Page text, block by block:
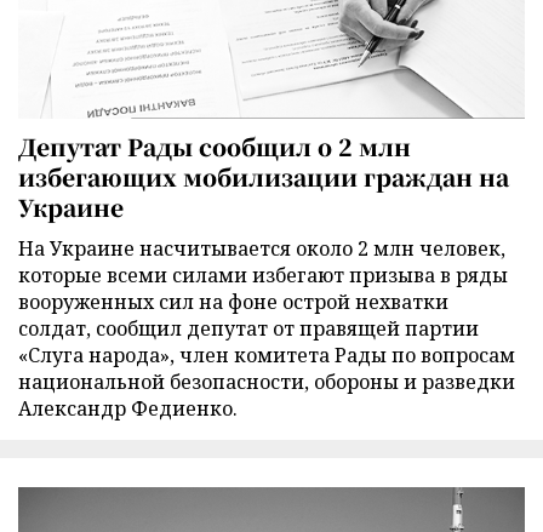
Депутат Рады сообщил о 2 млн
избегающих мобилизации граждан на
Украине
На Украине насчитывается около 2 млн человек,
которые всеми силами избегают призыва в ряды
вооруженных сил на фоне острой нехватки
солдат, сообщил депутат от правящей партии
«Слуга народа», член комитета Рады по вопросам
национальной безопасности, обороны и разведки
Александр Федиенко.